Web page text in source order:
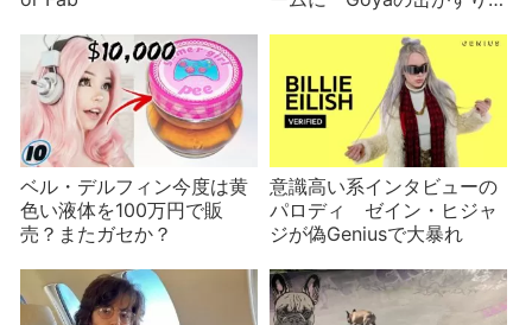
ベル・デルフィン今度は黄
色い液体を100万円で販
売？またガセか？
意識高い系インタビューの
パロディ ゼイン・ヒジャ
ジが偽Geniusで大暴れ